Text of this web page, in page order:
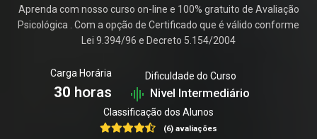
Aprenda com nosso curso on-line e 100% gratuito de Avaliação
Psicológica . Com a opção de Certificado que é válido conforme
Lei 9.394/96 e Decreto 5.154/2004
Carga Horária
30 horas
Dificuldade do Curso
Nivel Intermediário
Classificação dos Alunos
(6) avaliações